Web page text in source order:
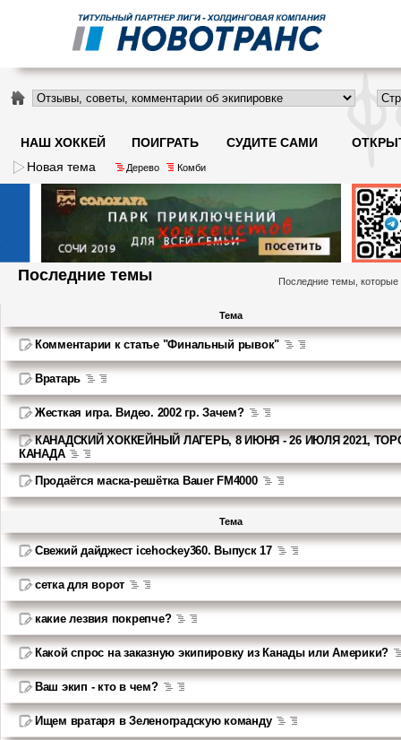
НАШ ХОККЕЙ ПОИГРАТЬ СУДИТЕ САМИ
Новая тема
Дерево Комби
Последние темы Последние темы,
Тема
Комментарии к статье "Финальный рывок"
Вратарь
Жесткая игра. Видео. 2002 гр. Зачем?
КАНАДСКИЙ ХОККЕЙНЫЙ ЛАГЕРЬ, 8 ИЮНЯ - 26 ИЮЛЯ 2021,
КАНАДА
Продаётся маска-решётка Bauer FM4000
Тема
Свежий дайджест icehockey360. Выпуск 17
сетка для ворот
какие лезвия покрепче?
Какой спрос на заказную экипировку из Канады или Америки?
Ваш экип - кто в чем?
Ищем вратаря в Зеленоградскую команду